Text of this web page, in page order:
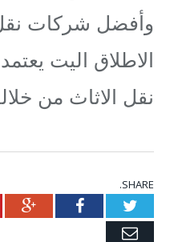
وأفضل شركات
الاطلاق اليت
نقل الاثاث من
SHARE.
Twitter
Facebook
Email